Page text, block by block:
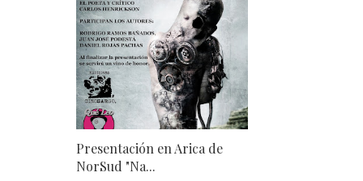
Presentación en Arica de
NorSud "Na...